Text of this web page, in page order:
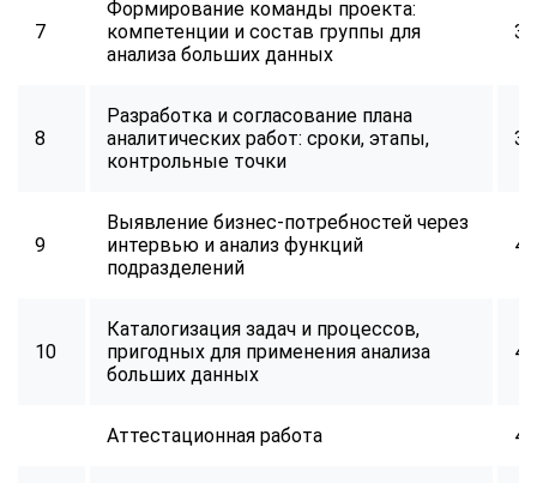
7
Формирование команды проекта:
компетенции и состав группы для
анализа больших данных
32
8
Разработка и согласование плана
аналитических работ: сроки, этапы,
контрольные точки
34
9
Выявление бизнес-потребностей через
интервью и анализ функций
подразделений
40
10
Каталогизация задач и процессов,
пригодных для применения анализа
больших данных
40
Аттестационная работа 40